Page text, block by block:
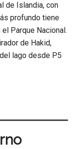
de Islandia, con
profundo tiene
Parque Nacional.
de Hakid,
lago desde P5